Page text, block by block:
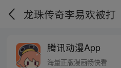
龙珠传奇李易欢被打
腾讯动漫App
海量正版漫画畅快看